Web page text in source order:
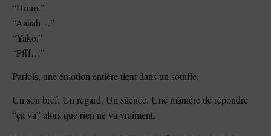
“Hmm.”
“Aaaah…”
“Yako.”
“Pfff…”
Parfois, une émotion entière tient dans un souffle.
Un son bref. Un regard. Un silence. Une manière de répondre
“ça va” alors que rien ne va vraiment.